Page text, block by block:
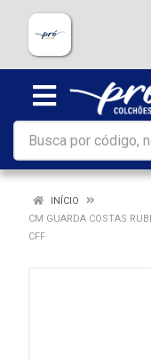
INÍCIO
CM GUARDA COSTAS
CFF